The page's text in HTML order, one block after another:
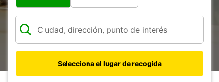
Selecciona el lugar de recogida